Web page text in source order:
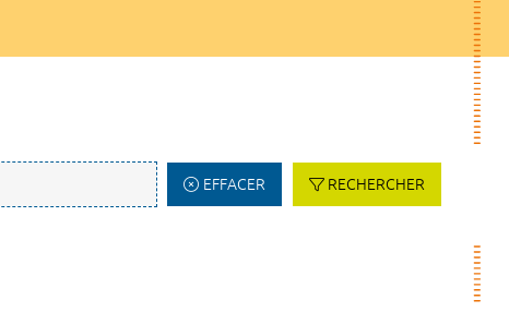
EFFACER RECHERCHER